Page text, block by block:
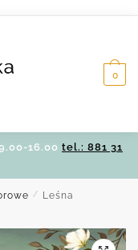
0
16.00 tel.: 881 31
/
Leśna